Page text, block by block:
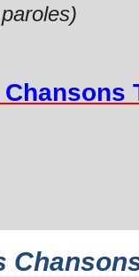
Chansons